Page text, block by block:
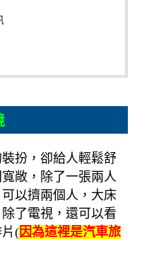
扮，卻給人輕鬆舒
敞，除了一張兩人
以擠兩個人，大床
了電視，還可以看
(因為這裡是汽車旅